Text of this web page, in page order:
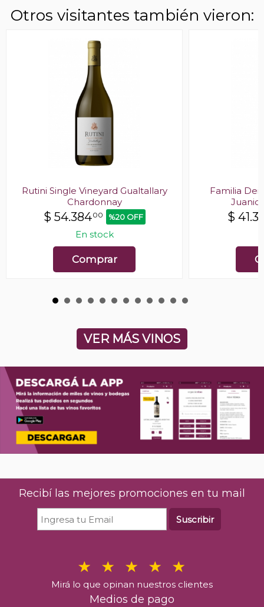
Otros visitantes también vieron:
Rutini Single Vineyard Gualtallary
Chardonnay
$ 54.38400 %20 OFF
En stock
Comprar
Familia
$
VER MÁS VINOS
Recibí las mejores promociones en tu mail
Suscribir
Mirá lo que opinan nuestros clientes
Medios de pago